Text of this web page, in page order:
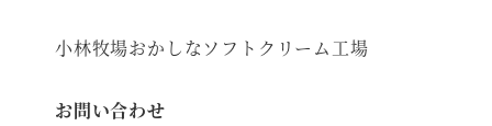
小林牧場おかしなソフトクリーム工場
お問い合わせ